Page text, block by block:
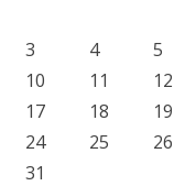
3
4 5
10
11 12
17
18 19
24
25 26
31